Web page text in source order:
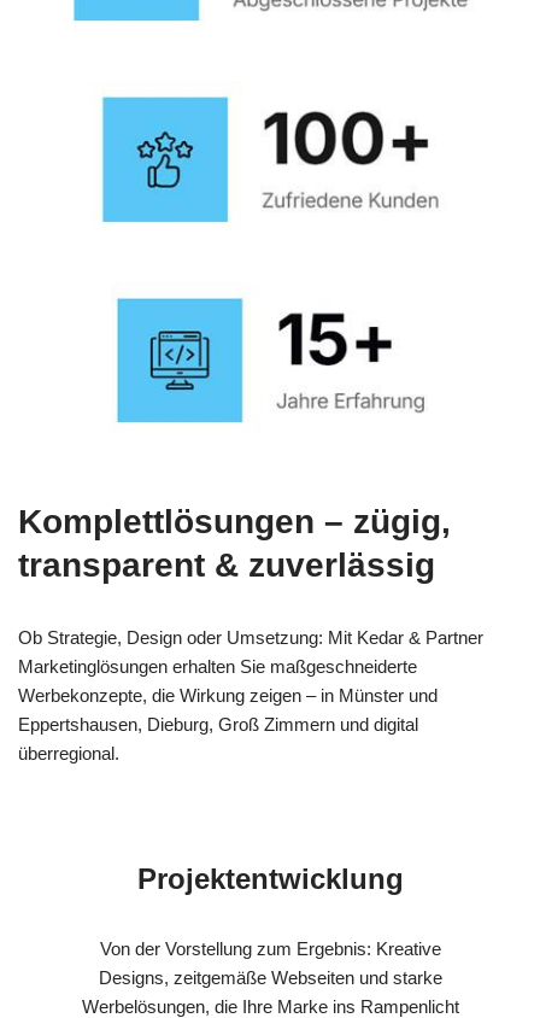
Komplettlösungen – zügig,
transparent & zuverlässig
Ob Strategie, Design oder Umsetzung: Mit Kedar & Partner
Marketinglösungen erhalten Sie maßgeschneiderte
Werbekonzepte, die Wirkung zeigen – in Münster und
Eppertshausen, Dieburg, Groß Zimmern und digital
überregional.
Projektentwicklung
Von der Vorstellung zum Ergebnis: Kreative
Designs, zeitgemäße Webseiten und starke
Werbelösungen, die Ihre Marke ins Rampenlicht